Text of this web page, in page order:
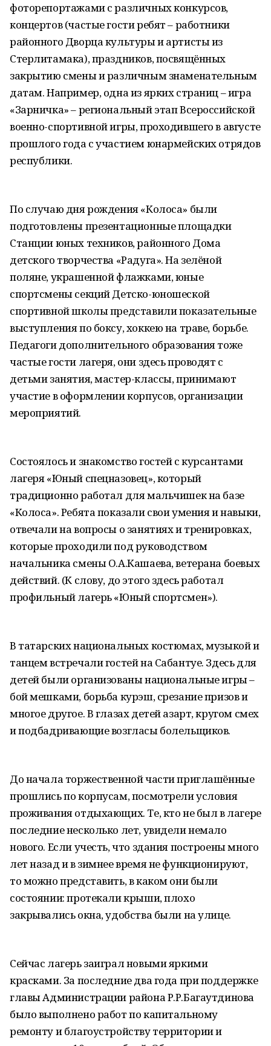
фоторепортажами с различных конкурсов,
концертов (частые гости ребят – работники
районного Дворца культуры и артисты из
Стерлитамака), праздников, посвящённых
закрытию смены и различным знаменательным
датам. Например, одна из ярких страниц – игра
«Зарничка» – региональный этап Всероссийской
военно-спортивной игры, проходившего в августе
прошлого года с участием юнармейских отрядов
республики.
По случаю дня рождения «Колоса» были
подготовлены презентационные площадки
Станции юных техников, районного Дома
детского творчества «Радуга». На зелёной
поляне, украшенной флажками, юные
спортсмены секций Детско-юношеской
спортивной школы представили показательные
выступления по боксу, хоккею на траве, борьбе.
Педагоги дополнительного образования тоже
частые гости лагеря, они здесь проводят с
детьми занятия, мастер-классы, принимают
участие в оформлении корпусов, организации
мероприятий.
Состоялось и знакомство гостей с курсантами
лагеря «Юный спецназовец», который
традиционно работал для мальчишек на базе
«Колоса». Ребята показали свои умения и навыки,
отвечали на вопросы о занятиях и тренировках,
которые проходили под руководством
начальника смены О.А.Кашаева, ветерана боевых
действий. (К слову, до этого здесь работал
профильный лагерь «Юный спортсмен»).
В татарских национальных костюмах, музыкой и
танцем встречали гостей на Сабантуе. Здесь для
детей были организованы национальные игры –
бой мешками, борьба курэш, срезание призов и
многое другое. В глазах детей азарт, кругом смех
и подбадривающие возгласы болельщиков.
До начала торжественной части приглашённые
прошлись по корпусам, посмотрели условия
проживания отдыхающих. Те, кто не был в лагере
последние несколько лет, увидели немало
нового. Если учесть, что здания построены много
лет назад и в зимнее время не функционируют,
то можно представить, в каком они были
состоянии: протекали крыши, плохо
закрывались окна, удобства были на улице.
Сейчас лагерь заиграл новыми яркими
красками. За последние два года при поддержке
главы Администрации района Р.Р.Багаутдинова
было выполнено работ по капитальному
ремонту и благоустройству территории и